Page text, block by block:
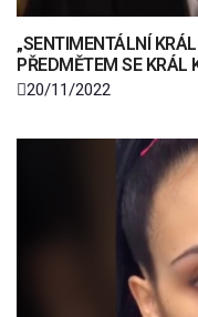
„SENTIMENTÁLNÍ
PŘEDMĚTEM SE KRÁL
20/11/2022